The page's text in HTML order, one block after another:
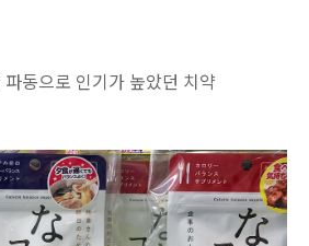
동으로 인기가 높았던 치약